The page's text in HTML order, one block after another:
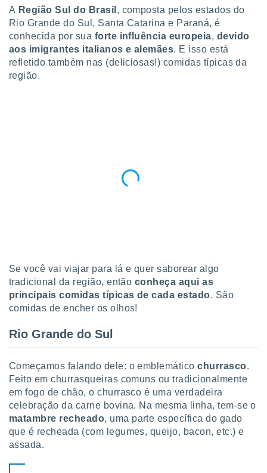
lhe
e
com
Pode
na nossa
a
cookies,
a
site
lo de
website,
analisar o
ou
A Região Sul do Brasil , composta pelos estados do
Rio Grande do Sul, Santa Catarina e Paraná, é
conhecida por sua forte influência europeia, devido
aos imigrantes italianos e alemães. E isso está
refletido também nas (deliciosas!) comidas típicas da
região.
Se você vai viajar para lá e quer saborear algo
tradicional da região, então conheça aqui as
principais comidas típicas de cada estado. São
comidas de encher os olhos!
Rio Grande do Sul
Começamos falando dele: o emblemáticochurrasco.
Feito em churrasqueiras comuns ou tradicionalmente
em fogo de chão, o churrasco é uma verdadeira
celebração da carne bovina. Na mesma linha, tem-se o
matambre recheado, uma parte específica do gado
que é recheada (com legumes, queijo, bacon, etc.) e
assada.